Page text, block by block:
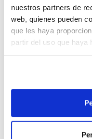
nuestros partners de
web, quienes pueden
que les haya
partir del uso que haya